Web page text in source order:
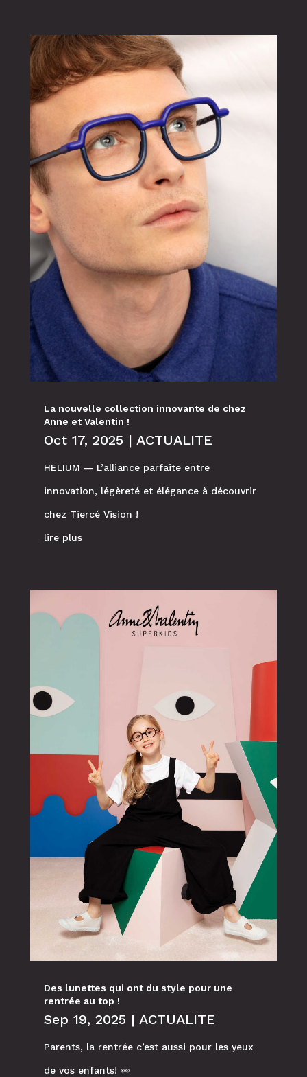
La nouvelle collection innovante de chez
Anne et Valentin !
Oct 17, 2025 | ACTUALITE
HELIUM — L’alliance parfaite entre
innovation, légèreté et élégance à découvrir
chez Tiercé Vision !
lire plus
Des lunettes qui ont du style pour une
rentrée au top !
Sep 19, 2025 | ACTUALITE
Parents, la rentrée c’est aussi pour les yeux
de vos enfants! 👀